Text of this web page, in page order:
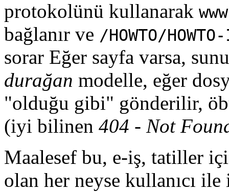
protokolünü kullanarak
bağlanır ve /HOWTO/
sorar Eğer sayfa varsa,
durağan modelle, eğer
"olduğu gibi" gönderilir,
(iyi bilinen 404 - Not
Maalesef bu, e-iş, tatiller
olan her neyse kullanıcı